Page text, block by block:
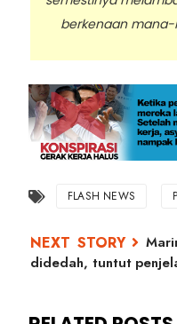
berkenaan
FLASH NEWS
didedah, tuntut